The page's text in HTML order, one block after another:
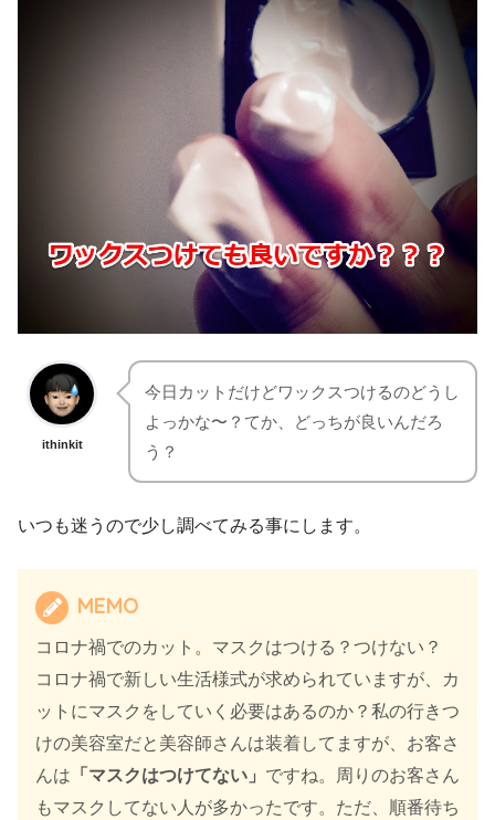
ithinkit
今日カットだけどワックスつけるのどうし
よっかな〜？てか、どっちが良いんだろ
う？
いつも迷うので少し調べてみる事にします。
MEMO
コロナ禍でのカット。マスクはつける？つけない？
コロナ禍で新しい生活様式が求められていますが、カ
ットにマスクをしていく必要はあるのか？私の行きつ
けの美容室だと美容師さんは装着してますが、お客さ
んは 「マスクはつけてない」 ですね。周りのお客さん
もマスクしてない人が多かったです。ただ、順番待ち